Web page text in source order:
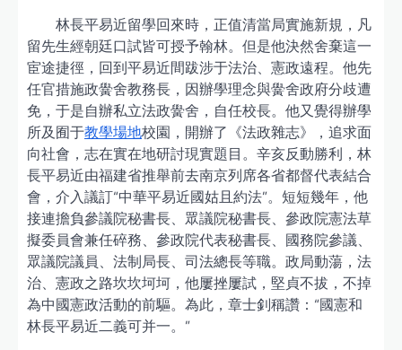
林長平易近留學回來時，正值清當局實施新規，凡
留先生經朝廷口試皆可授予翰林。但是他決然舍棄這一
宦途捷徑，回到平易近間跋涉于法治、憲政遠程。他先
任官措施政黌舍教務長，因辦學理念與黌舍政府分歧遭
免，于是自辦私立法政黌舍，自任校長。他又覺得辦學
所及囿于教學場地校園，開辦了《法政雜志》，追求面
向社會，志在實在地研討現實題目。辛亥反動勝利，林
長平易近由福建省推舉前去南京列席各省都督代表結合
會，介入議訂“中華平易近國姑且約法”。短短幾年，他
接連擔負參議院秘書長、眾議院秘書長、參政院憲法草
擬委員會兼任碎務、參政院代表秘書長、國務院參議、
眾議院議員、法制局長、司法總長等職。政局動蕩，法
治、憲政之路坎坎坷坷，他屢挫屢試，堅貞不拔，不掉
為中國憲政活動的前驅。為此，章士釗稱讚：“國憲和
林長平易近二義可并一。”